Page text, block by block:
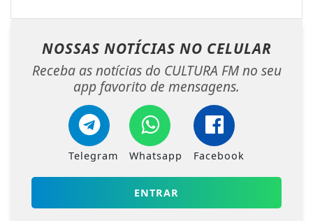
NOSSAS NOTÍCIAS NO CELULAR
Receba as notícias do CULTURA FM no seu
app favorito de mensagens.
Telegram Whatsapp Facebook
ENTRAR